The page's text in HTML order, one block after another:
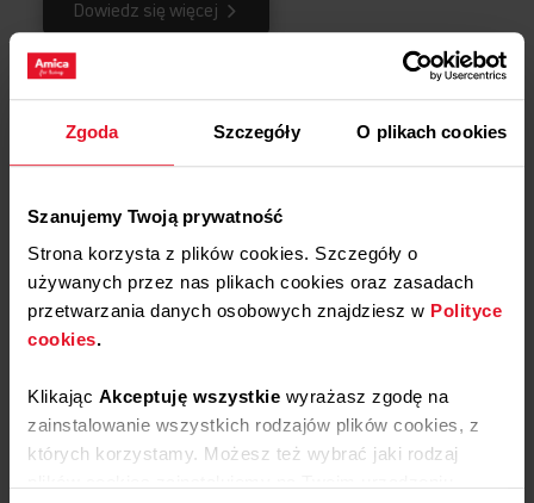
Zgoda Szczegóły O plikach cookies
Szanujemy Twoją prywatność
Strona korzysta z plików cookies. Szczegóły o
używanych przez nas plikach cookies oraz zasadach
przetwarzania danych osobowych znajdziesz w Polityce
cookies.
Klikając Akceptuję wszystkie wyrażasz zgodę na
zainstalowanie wszystkich rodzajów plików cookies, z
których korzystamy. Możesz też wybrać jaki rodzaj
Dowiedz się więcej
Opinie
Podziel się
swoją opinią o
Produkt nie posiada recenzji
Masz pytania?Skontaktuj się z
nami!